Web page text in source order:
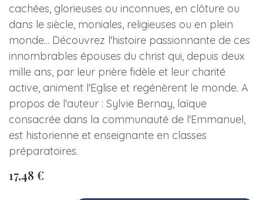
cachées, glorieuses ou inconnues, en clôture ou
dans le siècle, moniales, religieuses ou en plein
monde... Découvrez l'histoire passionnante de ces
innombrables épouses du christ qui, depuis deux
mille ans, par leur prière fidèle et leur charité
active, animent l'Eglise et regénèrent le monde. A
propos de l'auteur : Sylvie Bernay, laïque
consacrée dans la communauté de l'Emmanuel,
est historienne et enseignante en classes
préparatoires.
17,48 €